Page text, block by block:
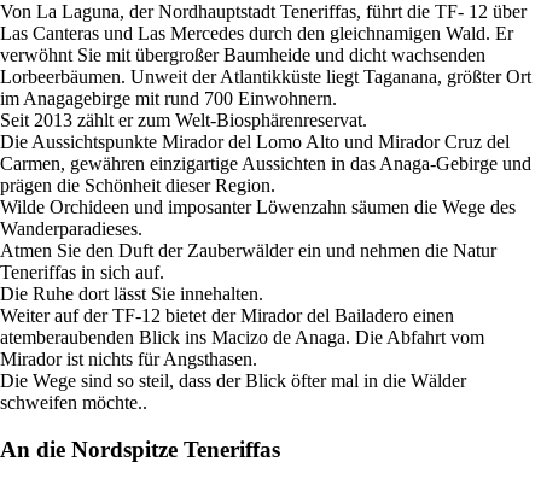
Von La Laguna, der Nordhauptstadt Teneriffas, führt die TF- 12 über
Las Canteras und Las Mercedes durch den gleichnamigen Wald. Er
verwöhnt Sie mit übergroßer Baumheide und dicht wachsenden
Lorbeerbäumen. Unweit der Atlantikküste liegt Taganana, größter Ort
im Anagagebirge mit rund 700 Einwohnern.
Seit 2013 zählt er zum Welt-Biosphärenreservat.
Die Aussichtspunkte Mirador del Lomo Alto und Mirador Cruz del
Carmen, gewähren einzigartige Aussichten in das Anaga-Gebirge und
prägen die Schönheit dieser Region.
Wilde Orchideen und imposanter Löwenzahn säumen die Wege des
Wanderparadieses.
Atmen Sie den Duft der Zauberwälder ein und nehmen die Natur
Teneriffas in sich auf.
Die Ruhe dort lässt Sie innehalten.
Weiter auf der TF-12 bietet der Mirador del Bailadero einen
atemberaubenden Blick ins Macizo de Anaga. Die Abfahrt vom
Mirador ist nichts für Angsthasen.
Die Wege sind so steil, dass der Blick öfter mal in die Wälder
schweifen möchte..
An die Nordspitze Teneriffas